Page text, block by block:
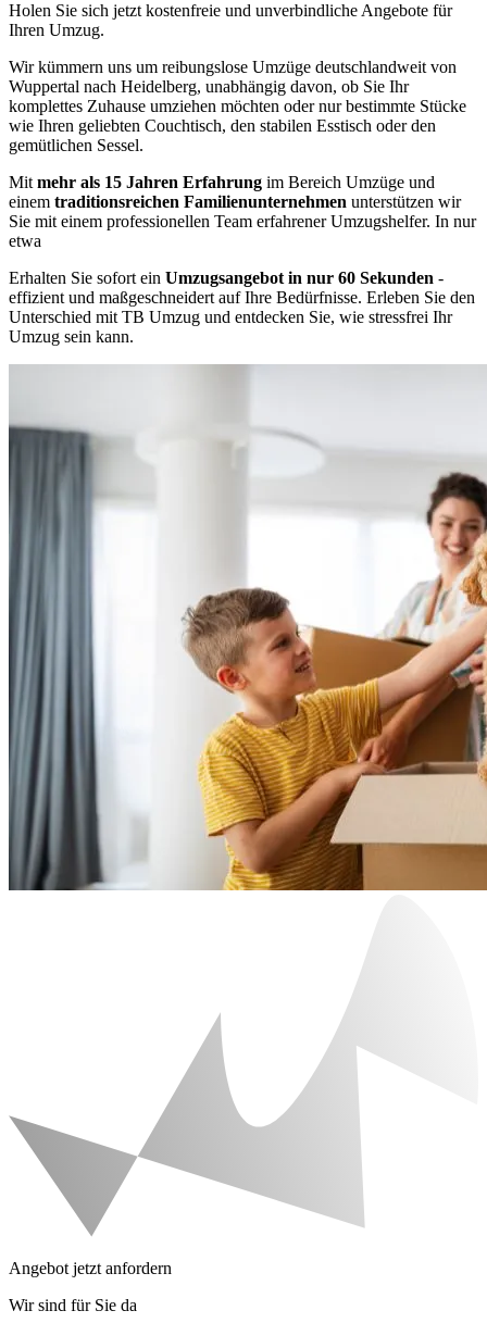
Holen Sie sich jetzt kostenfreie und unverbindliche Angebote für
Ihren Umzug.
Wir kümmern uns um reibungslose Umzüge deutschlandweit von
Wuppertal nach Heidelberg, unabhängig davon, ob Sie Ihr
komplettes Zuhause umziehen möchten oder nur bestimmte Stücke
wie Ihren geliebten Couchtisch, den stabilen Esstisch oder den
gemütlichen Sessel.
Mit mehr als 15 Jahren Erfahrung im Bereich Umzüge und
einem traditionsreichen Familienunternehmen unterstützen wir
Sie mit einem professionellen Team erfahrener Umzugshelfer. In nur
etwa
Erhalten Sie sofort ein Umzugsangebot in nur 60 Sekunden -
effizient und maßgeschneidert auf Ihre Bedürfnisse. Erleben Sie den
Unterschied mit TB Umzug und entdecken Sie, wie stressfrei Ihr
Umzug sein kann.
Angebot jetzt anfordern
Wir sind für Sie da